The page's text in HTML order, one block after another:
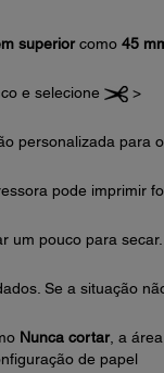
superiorcomo 45
e selecione
>
personalizada para o
pode imprimir
um pouco para
Se a situação
Nunca cortar, a área
de papel